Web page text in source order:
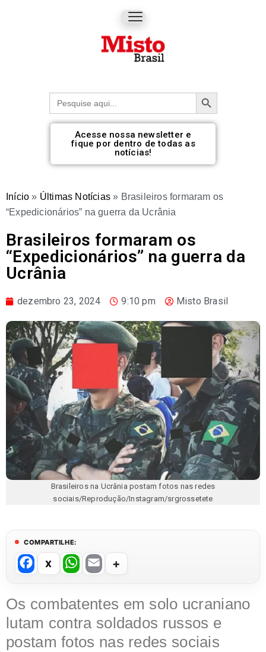
Procurar: Botão de pesquisa
Acesse nossa newsletter e
fique por dentro de todas as
notícias!
Início » Últimas Notícias » Brasileiros formaram os
“Expedicionários” na guerra da Ucrânia
Brasileiros formaram os
“Expedicionários” na guerra da
Ucrânia
dezembro 23, 2024 9:10 pm Misto Brasil
Brasileiros na Ucrânia postam fotos nas redes
sociais/Reprodução/Instagram/srgrossetete
COMPARTILHE:
F
a
c
e
b
W
h
at
s
A
E
ail
Os combatentes em solo ucraniano
lutam contra soldados russos e
postam fotos nas redes sociais